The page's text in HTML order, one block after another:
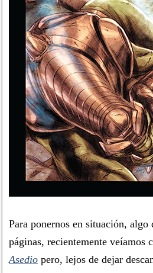
Para ponernos en situación,
páginas, recientemente
Asedio pero, lejos de dejar